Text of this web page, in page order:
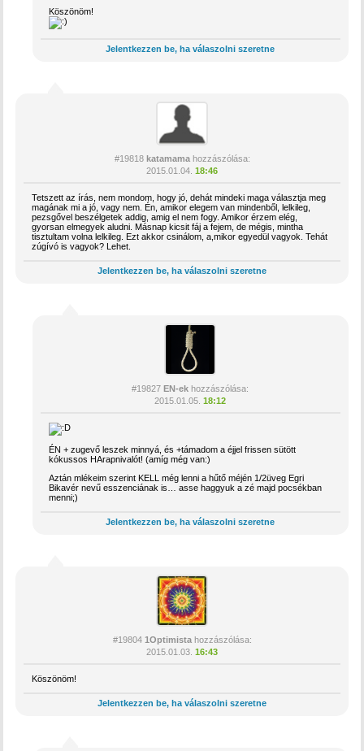
Köszönöm!
Jelentkezzen be, ha válaszolni szeretne
#19818 katamamahozzászólása:
2015.01.04. 18:46
Tetszett az írás, nem mondom, hogy jó, dehát mindeki maga választja meg
magának mi a jó, vagy nem. Én, amikor elegem van mindenből, lelkileg,
pezsgővel beszélgetek addig, amig el nem fogy. Amikor érzem elég,
gyorsan elmegyek aludni. Másnap kicsit fáj a fejem, de mégis, mintha
tisztultam volna lelkileg. Ezt akkor csinálom, a,mikor egyedül vagyok. Tehát
zúgívó is vagyok? Lehet.
Jelentkezzen be, ha válaszolni szeretne
#19827EN-ek hozzászólása:
2015.01.05. 18:12
ÉN + zugevő leszek minnyá, és +támadom a éjjel frissen sütött
kókussos HArapnivalót! (amíg még van:)
Aztán mlékeim szerint KELL még lenni a hűtő méjén 1/2üveg Egri
Bikavér nevű esszenciának is… asse haggyuk a zé majd pocsékban
menni;)
Jelentkezzen be, ha válaszolni szeretne
#19804 1Optimistahozzászólása:
2015.01.03. 16:43
Köszönöm!
Jelentkezzen be, ha válaszolni szeretne